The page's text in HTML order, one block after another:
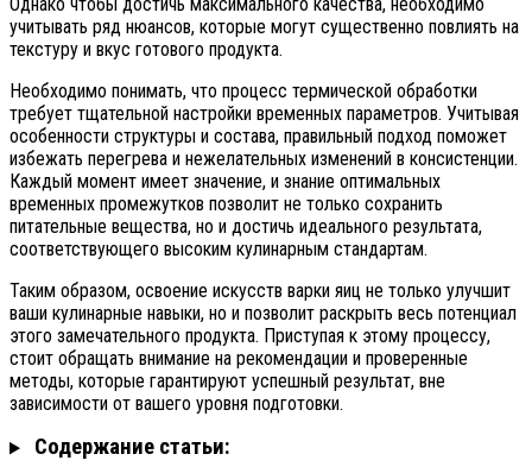
Однако чтобы достичь максимального качества, необходимо
учитывать ряд нюансов, которые могут существенно повлиять на
текстуру и вкус готового продукта.
Необходимо понимать, что процесс термической обработки
требует тщательной настройки временных параметров. Учитывая
особенности структуры и состава, правильный подход поможет
избежать перегрева и нежелательных изменений в консистенции.
Каждый момент имеет значение, и знание оптимальных
временных промежутков позволит не только сохранить
питательные вещества, но и достичь идеального результата,
соответствующего высоким кулинарным стандартам.
Таким образом, освоение искусств варки яиц не только улучшит
ваши кулинарные навыки, но и позволит раскрыть весь потенциал
этого замечательного продукта. Приступая к этому процессу,
стоит обращать внимание на рекомендации и проверенные
методы, которые гарантируют успешный результат, вне
зависимости от вашего уровня подготовки.
Содержание статьи: